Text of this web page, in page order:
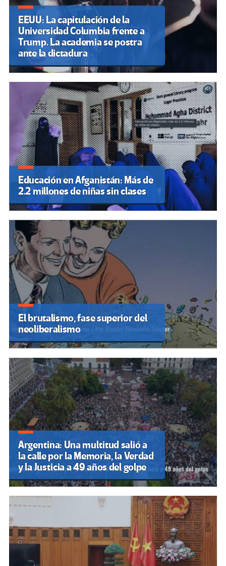
EEUU: La capitulación de la
Universidad Columbia frente a
Trump. La academia se postra
ante la dictadura
Educación en Afganistán: Más de
2.2 millones de niñas sin clases
El brutalismo, fase superior del
neoliberalismo
Argentina: Una multitud salió a
la calle por la Memoria, la Verdad
y la Justicia a 49 años del golpe